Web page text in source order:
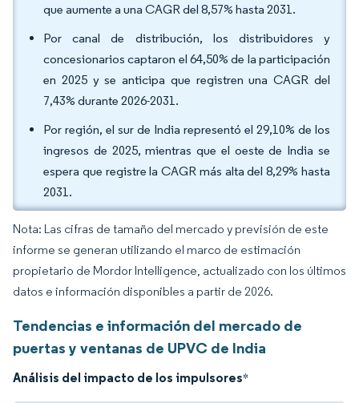
que aumente a una CAGR del 8,57% hasta 2031.
Por canal de distribución, los distribuidores y
concesionarios captaron el 64,50% de la participación
en 2025 y se anticipa que registren una CAGR del
7,43% durante 2026-2031.
Por región, el sur de India representó el 29,10% de los
ingresos de 2025, mientras que el oeste de India se
espera que registre la CAGR más alta del 8,29% hasta
2031.
Nota: Las cifras de tamaño del mercado y previsión de este
informe se generan utilizando el marco de estimación
propietario de Mordor Intelligence, actualizado con los últimos
datos e información disponibles a partir de 2026.
Tendencias e información del mercado de
puertas y ventanas de UPVC de India
Análisis del impacto de los impulsores*